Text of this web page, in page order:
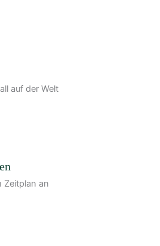
auf der Welt
Zeitplan an